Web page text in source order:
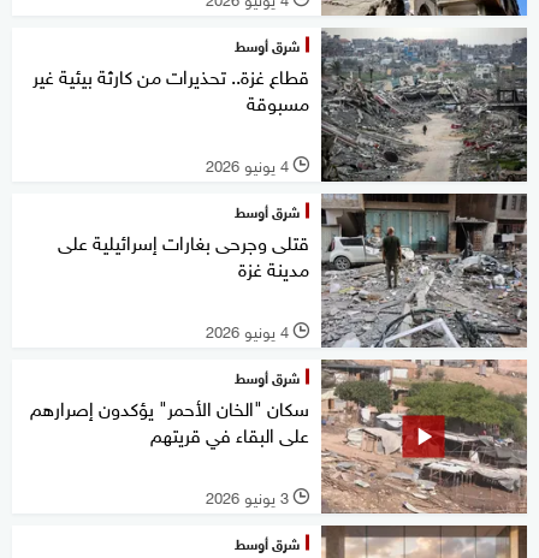
شرق أوسط
قطاع غزة.. تحذيرات من كارثة بيئية غير
مسبوقة
l 4 يونيو 2026
شرق أوسط
قتلى وجرحى بغارات إسرائيلية على
مدينة غزة
l 4 يونيو 2026
شرق أوسط
سكان "الخان الأحمر" يؤكدون إصرارهم
على البقاء في قريتهم
l 3 يونيو 2026
شرق أوسط